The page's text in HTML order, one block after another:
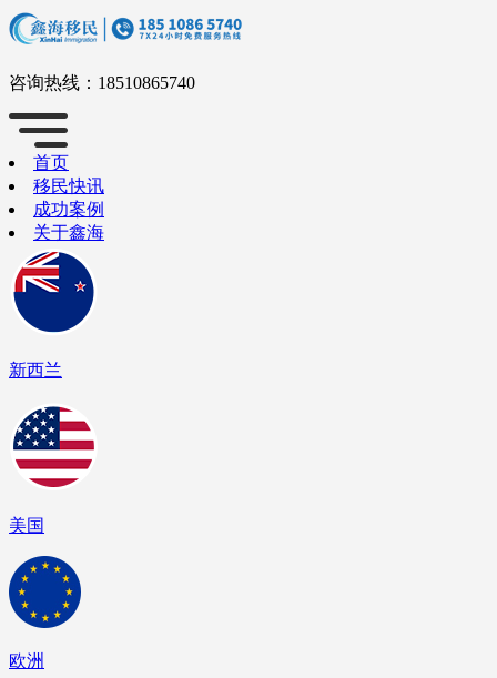
咨询热线： 18510865740
首页
移民快讯
成功案例
关于鑫海
新西兰
美国
欧洲